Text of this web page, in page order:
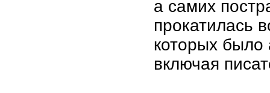
а самих
прокатилась
которых было
включая